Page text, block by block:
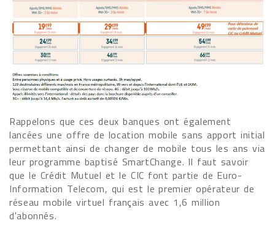
Rappelons que ces deux banques ont également
lancées une offre de location mobile sans apport initial
permettant ainsi de changer de mobile tous les ans via
leur programme baptisé SmartChange. Il faut savoir
que le Crédit Mutuel et le CIC font partie de Euro-
Information Telecom, qui est le premier opérateur de
réseau mobile virtuel français avec 1,6 million
d'abonnés.